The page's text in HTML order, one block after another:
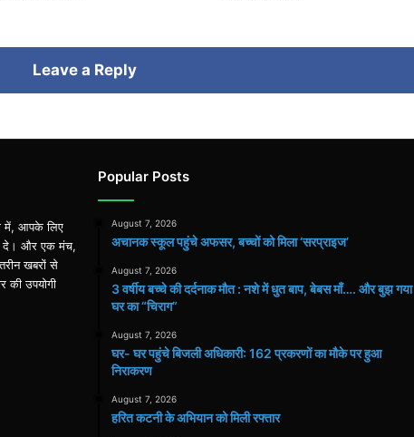
Leave a Reply
में, आपके लिए
दे। और एक मंच,
खबरों से
की उपयोगी
Popular Posts
August 7, 2026
अचानक स्कूल पहुंचे अफसर, बच्चों को मिला ‘सरप्राइज’
August 7, 2026
3 वर्षीय बच्चे की दर्दनाक मौत : नशे में धुत बाप, बेबस माँ…. और बुझ गया
घर का “चिराग”
August 7, 2026
घर- घर पहुंचे बिजली अधिकारी: 162 प्रकरणों का मौके पर हुआ
निराकरण
August 7, 2026
हरित कटनी के अभियान को मिली रफ्तार